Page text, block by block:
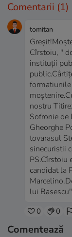
Comentarii (1)
tomitan
Cîrstoiu, "
instituții
formatiunile
nostru
Sofronie de
Gheorghe
tovarasul
sinecuristii
PS.Cîrstoiu
candidat la
lui
0 0
Comentează